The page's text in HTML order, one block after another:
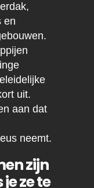
en
uit.
aan dat
neemt.
zijn
ze te